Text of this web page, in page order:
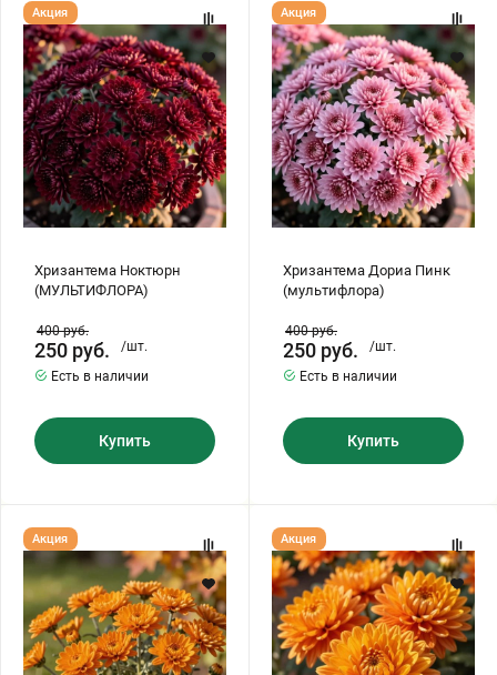
Хризантема
Ноктюрн
(МУЛЬТИФЛОРА)
Хризантема Ноктюрн
(МУЛЬТИФЛОРА)
Акция
400руб.
250 руб.
/шт.
Есть в наличии
Купить
Хризантема
Дориа
Пинк
(мультифлора)
Хризантема Дориа Пинк
(мультифлора)
Акция
400руб.
250 руб.
/шт.
Есть в наличии
Купить
Хризантема
мультифлора
Гир
Гар
Акция
Хризантема
Кельвин
Мандарин
(мультифлора)
Акция